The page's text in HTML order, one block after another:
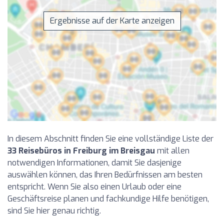
Ergebnisse auf der Karte anzeigen
In diesem Abschnitt finden Sie eine vollständige Liste der
33 Reisebüros in Freiburg im Breisgau mit allen
notwendigen Informationen, damit Sie dasjenige
auswählen können, das Ihren Bedürfnissen am besten
entspricht. Wenn Sie also einen Urlaub oder eine
Geschäftsreise planen und fachkundige Hilfe benötigen,
sind Sie hier genau richtig.